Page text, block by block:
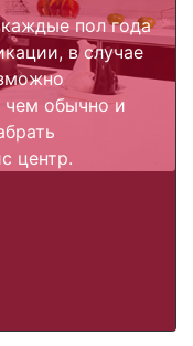
пол года
в случае
чем обычно и
центр.